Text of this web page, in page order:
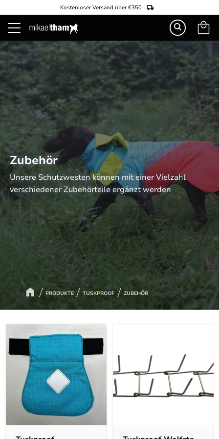
Menü
Kostenloser Versand über €350
PRODUKTE TUSKPROOF ZUBEHÖR
Zubehör
Unsere Schutzwesten können mit einer Vielzahl
verschiedener Zubehörteile ergänzt werden